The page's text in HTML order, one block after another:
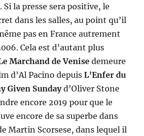
Si la presse sera positive, le
dans les salles, au point qu’il
pas en France autrement
Cela est d’autant plus
Marchand de Venise demeure
d’Al Pacino depuisL’Enfer du
Given Sundayd’Oliver Stone
encore 2019 pour que le
encore de sa superbe dans
Martin Scorsese, dans lequel il